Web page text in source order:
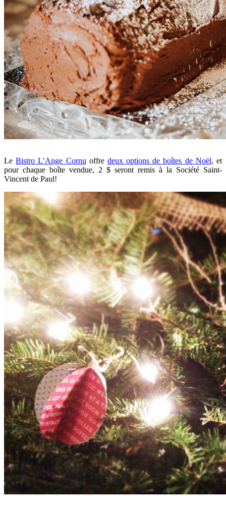
LeBistro L’Ange Cornu offre deux options de boîtes de Noël, et
pour chaque boîte vendue, 2 $ seront remis à la Société Saint-
Vincent de Paul!